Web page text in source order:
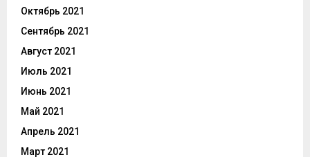
Октябрь 2021
Сентябрь 2021
Август 2021
Июль 2021
Июнь 2021
Май 2021
Апрель 2021
Март 2021